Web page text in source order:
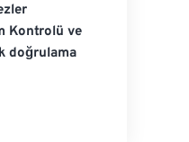
Kontrolü ve
doğrulama